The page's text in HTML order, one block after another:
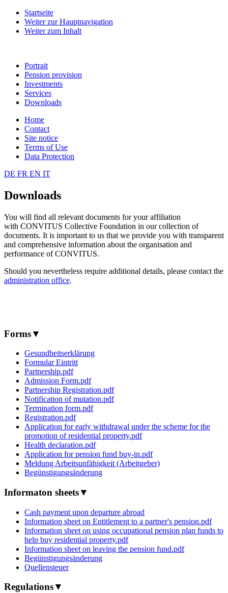
Startseite
Weiter zur Hauptnavigation
Weiter zum Inhalt
Portrait
Pension provision
Investments
Services
Downloads
Home
Contact
Site notice
Terms of Use
Data Protection
DE FR EN IT
Downloads
You will find all relevant documents for your affiliation
with CONVITUS Collective Foundation in our collection of
documents. It is important to us that we provide you with transparent
and comprehensive information about the organisation and
performance of CONVITUS.
Should you nevertheless require additional details, please contact the
administration office.
Forms▼
Gesundheitserklärung
Formular Eintritt
Partnership.pdf
Admission Form.pdf
Partnership Registration.pdf
Notification of mutation.pdf
Termination form.pdf
Registration.pdf
Application for early withdrawal under the scheme for the
promotion of residential property.pdf
Health declaration.pdf
Application for pension fund buy-in.pdf
Meldung Arbeitsunfähigkeit (Arbeitgeber)
Begünstigungsänderung
Informaton sheets▼
Cash payment upon departure abroad
Information sheet on Entitlement to a partner's pension.pdf
Information sheet on using occupational pension plan funds to
help buy residential property.pdf
Information sheet on leaving the pension fund.pdf
Begünstigungsänderung
Quellensteuer
Regulations▼